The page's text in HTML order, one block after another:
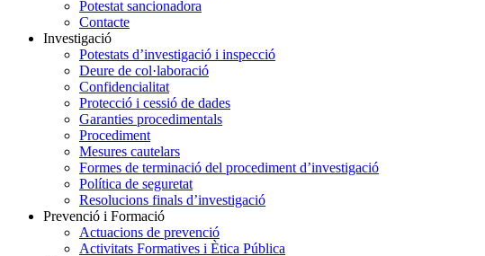
Potestat sancionadora
Contacte
Investigació
Potestats d’investigació i inspecció
Deure de col·laboració
Confidencialitat
Protecció i cessió de dades
Garanties procedimentals
Procediment
Mesures cautelars
Formes de terminació del procediment d’investigació
Política de seguretat
Resolucions finals d’investigació
Prevenció i Formació
Actuacions de prevenció
Activitats Formatives i Ètica Pública